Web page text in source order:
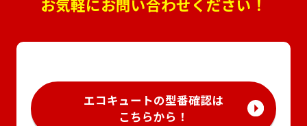
お気軽にお問い合わせください！
エコキュートの型番確認は
こちらから！